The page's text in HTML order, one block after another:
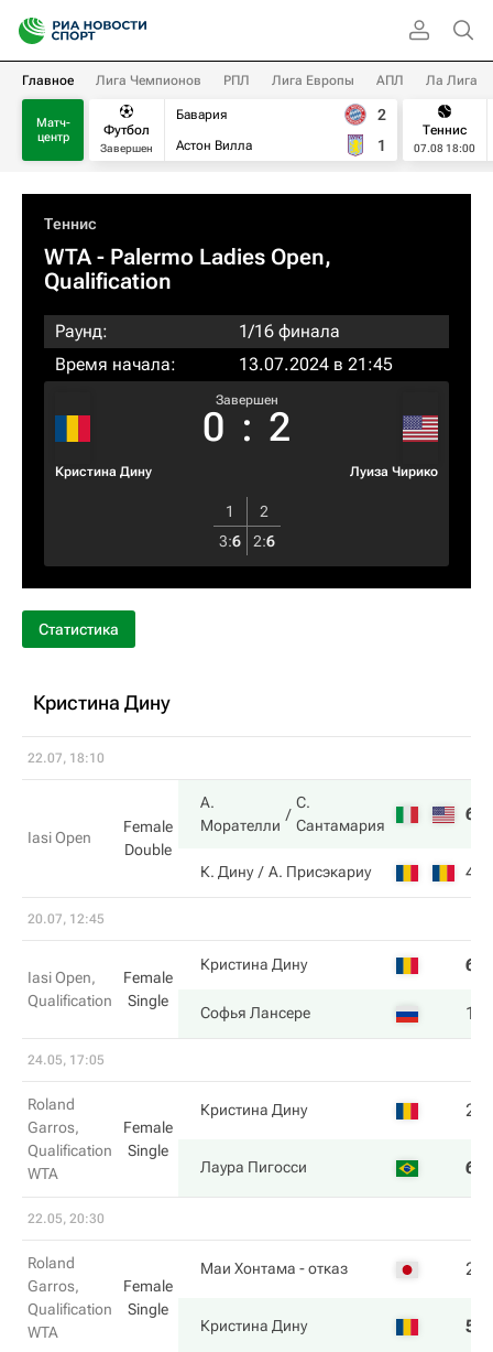
Главное Лига Чемпионов РПЛ Лига Европы АПЛ Ла Лига
Матч-
центр
Футбол
Завершен
Бавария
Астон Вилла
2
1
Теннис
07.08 18:00
Теннис
WTA- Palermo Ladies Open,
Qualification
Раунд:
1/16 финала
Время начала:
13.07.2024 в 21:45
Кристина Дину
Завершен
0 : 2
Луиза Чирико
1
2
3:6 2:6
Статистика
Кристина Дину
22.07, 18:10
Iasi Open
Female
Double
А.
Морателли
С.
Сантамария
6
К. Дину А. Присэкариу 4
20.07, 12:45
Iasi Open,
Qualification
Female
Single
Кристина Дину 6
Софья Лансере 1
24.05, 17:05
Roland
Garros,
Qualification
WTA
Female
Single
Кристина Дину 2
Лаура Пигосси 6
22.05, 20:30
Roland
Garros,
Qualification
WTA
Female
Single
Маи Хонтама - отказ 2
Кристина Дину 5